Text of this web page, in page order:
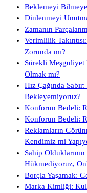
Beklemeyi
Dinlenmeyi
Zamanın
Verimlilik
Zorunda mı?
Sürekli Meşguliyet
Olmak mı?
Hız Çağında
Bekleyemiyoruz?
Konforun Bedeli:
Konforun Bedeli:
Reklamların
Kendimiz mi
Sahip
Hükmediyoruz,
Borçla Yaşamak:
Marka Kimliği: